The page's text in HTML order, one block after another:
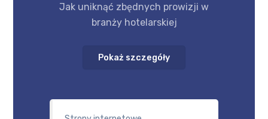
Jak uniknąć zbędnych prowizji w
branży hotelarskiej
Pokaż szczegóły